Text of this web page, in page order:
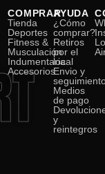
COMPRAR
Tienda
Deportes
Fitness &
Musculación
Indumentaria
Accesorios
AYUDA
¿Cómo
comprar?
Retiros
por el
local
Envio y
Medios
de pago
y
reintegros